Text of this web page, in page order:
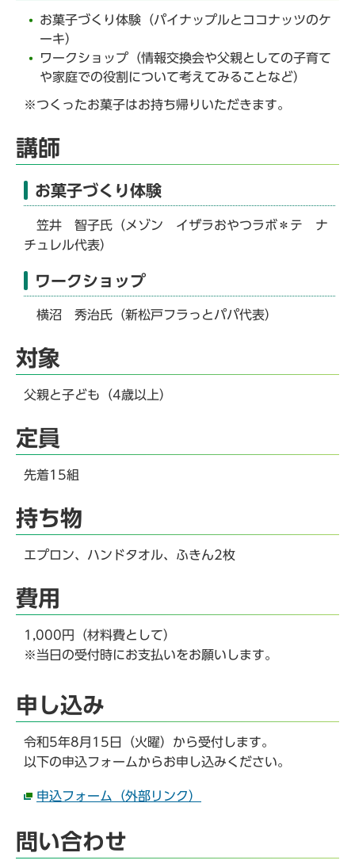
お菓子づくり体験（パイナップルとココナッツのケ
ーキ）
ワークショップ（情報交換会や父親としての子育て
や家庭での役割について考えてみることなど）
※つくったお菓子はお持ち帰りいただきます。
講師
お菓子づくり体験
笠井 智子氏（メゾン イザラおやつラボ＊テ ナ
チュレル代表）
ワークショップ
横沼 秀治氏（新松戸フラっとパパ代表）
対象
父親と子ども（4歳以上）
定員
先着15組
持ち物
エプロン、ハンドタオル、ふきん2枚
費用
1,000円（材料費として）
※当日の受付時にお支払いをお願いします。
申し込み
令和5年8月15日（火曜）から受付します。
以下の申込フォームからお申し込みください。
申込フォーム（外部リンク）
問い合わせ